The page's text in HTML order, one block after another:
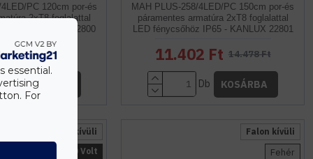
PC 120cm por-és
2xT8 foglalattal
IP65 - KANLUX 22800
Ft 11.392 Ft
Db KOSÁRBA
MAH PLUS-258/4LED/PC 150cm por-és
páramentes armatúra 2xT8 foglalattal
LED fénycsőhöz IP65 - KANLUX 22801
11.402 Ft 14.478 Ft
Db KOSÁRBA
Falon kívüli
230 Volt
Falon kívüli
Fehér
essential.
For